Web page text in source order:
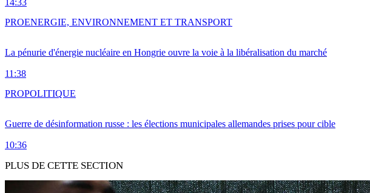
14:33
La pénurie d'énergie nucléaire en Hongrie ouvre la voie à la libéralisation du marché
11:38
PROENERGIE, ENVIRONNEMENT ET TRANSPORT
Guerre de désinformation russe : les élections municipales allemandes prises pour cible
10:36
PROPOLITIQUE
PLUS DE CETTE SECTION